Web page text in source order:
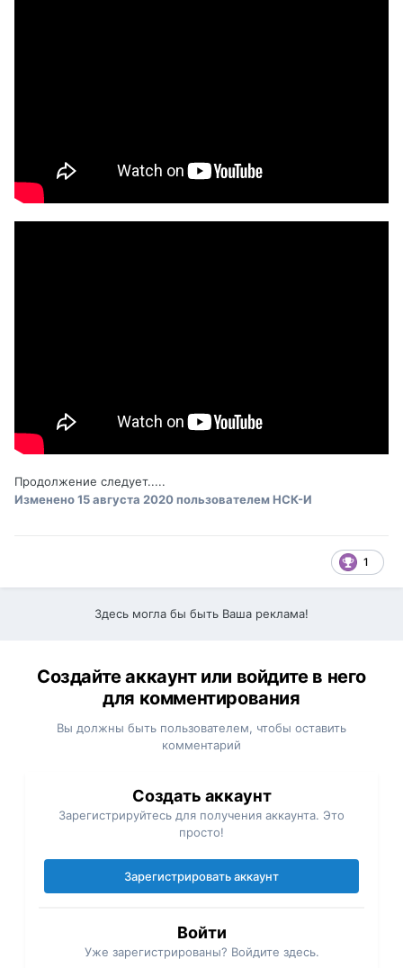
Продолжение следует.....
Изменено15 августа 2020пользователем НСК-И
1
Здесь могла бы быть Ваша реклама!
Создайте аккаунт или войдите в него
для комментирования
Вы должны быть пользователем, чтобы оставить
комментарий
Создать аккаунт
Зарегистрируйтесь для получения аккаунта. Это
просто!
Зарегистрировать аккаунт
Войти
Уже зарегистрированы? Войдите здесь.